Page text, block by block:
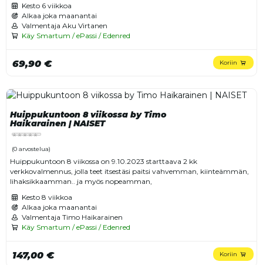
Kesto 6 viikkoa
Alkaa joka maanantai
Valmentaja Aku Virtanen
Käy Smartum / ePassi / Edenred
69,90 € Koriin
Huippukuntoon 8 viikossa by Timo
Haikarainen | NAISET
(0 arvostelua)
Huippukuntoon 8 viikossa on 9.10.2023 starttaava 2 kk
verkkovalmennus, jolla teet itsestäsi paitsi vahvemman, kiinteämmän,
lihaksikkaamman.. ja myös nopeamman,
Kesto 8 viikkoa
Alkaa joka maanantai
Valmentaja Timo Haikarainen
Käy Smartum / ePassi / Edenred
147,00 € Koriin